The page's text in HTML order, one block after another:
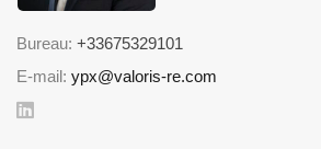
Bureau: +33675329101
E-mail: ypx@valoris-re.com